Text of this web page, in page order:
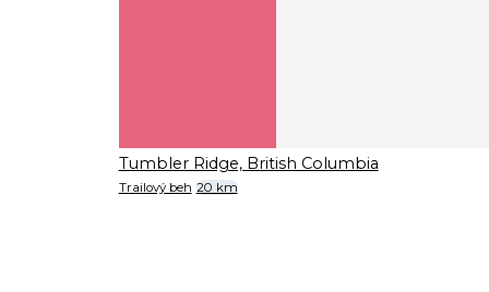
Tumbler Ridge, British Columbia
Trailový beh 20 km